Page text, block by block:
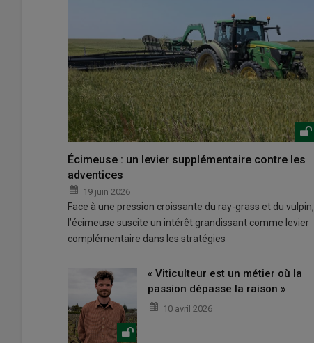
Écimeuse : un levier supplémentaire contre les
adventices
19 juin 2026
Face à une pression croissante du ray-grass et du vulpin,
l’écimeuse suscite un intérêt grandissant comme levier
complémentaire dans les stratégies
« Viticulteur est un métier où la
passion dépasse la raison »
10 avril 2026